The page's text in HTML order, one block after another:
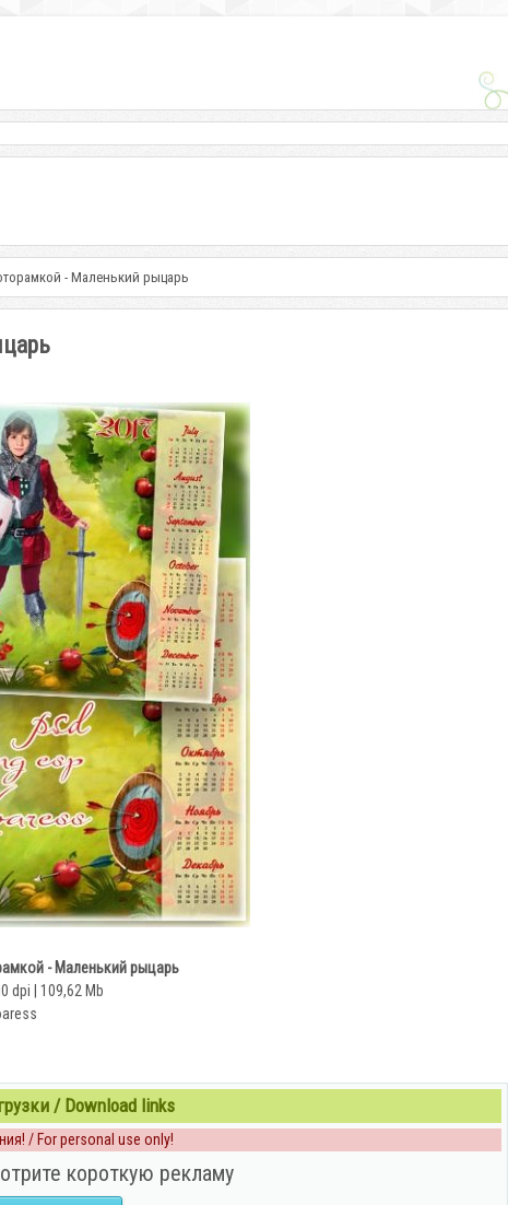
- Маленький рыцарь
- Маленький рыцарь
dpi | 109,62 Mb
/ Download links
/ For personal use only!
короткую рекламу